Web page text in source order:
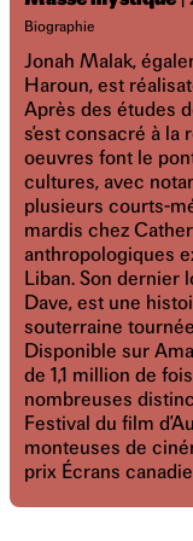
Biographie
Jonah Malak,
Haroun, est
Après des études
s’est consacré à
oeuvres font le
cultures, avec
plusieurs courts-
mardis chez
anthropologiques
Liban. Son dernier
Dave, est une
souterraine
Disponible sur
de 1,1 million de
nombreuses
Festival du film
monteuses de
prix Écrans